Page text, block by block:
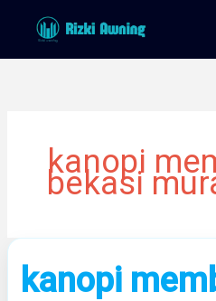
kanopi
bekasi
kanopi
kanopi
membran